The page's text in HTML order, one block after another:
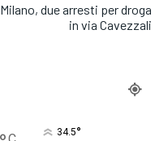
Milano, due arresti per droga
in via Cavezzali
34.5°